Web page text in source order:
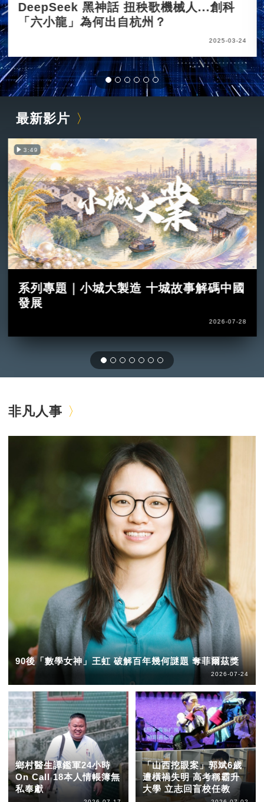
DeepSeek 黑神話 扭秧歌機械人...創科
「六小龍」為何出自杭州？
2025-03-24
最新影片
3:49
系列專題｜小城大製造 十城故事解碼中國
發展
2026-07-28
非凡人事
90後「數學女神」王虹 破解百年幾何謎題 奪菲爾茲獎
2026-07-24
鄉村醫生譚鑑軍24小時
On Call 18本人情帳簿無
私奉獻
「山西挖眼案」郭斌6歲
遭橫禍失明 高考稱霸升
大學 立志回盲校任教